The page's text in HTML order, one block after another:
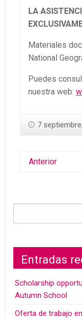
LA
Materiales
National
Puedes
nuestra web:
7
Anterior
Entradas
Scholarship
Autumn School
Oferta de trabajo